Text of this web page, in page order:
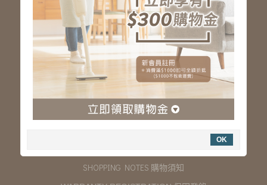
線上客服 LINE 歡迎加入 <LINE ID: @matric.jp>
線上客服 Facebook 歡迎加入
服務專線：03-323-2180
客服信箱 :genios.service@gmail.com
服務時間：星期一至星期五 上午9:00~下午6:00
例假日休假
購物說明
SHOPPING NOTES 購物須知
OK